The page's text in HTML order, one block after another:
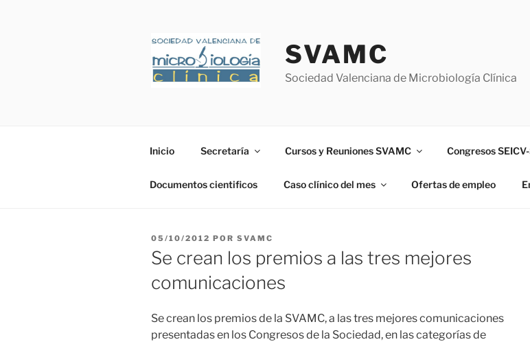
SVAMC
Sociedad Valenciana de Microbiología Clínica
Inicio Secretaría Cursos y Reuniones SVAMC Congresos
Documentos cientificos Caso clínico del mes Ofertas de empleo
PUBLICADO
EL
05/10/2012 POR SVAMC
Se crean los premios a las tres mejores
comunicaciones
Se crean los premios de la SVAMC, a las tres mejores comunicaciones
presentadas en los Congresos de la Sociedad, en las categorías de